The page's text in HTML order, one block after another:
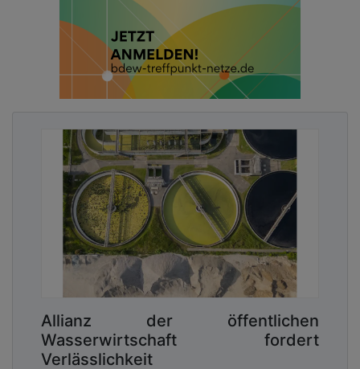
Allianz der öffentlichen
Wasserwirtschaft fordert
Verlässlichkeit